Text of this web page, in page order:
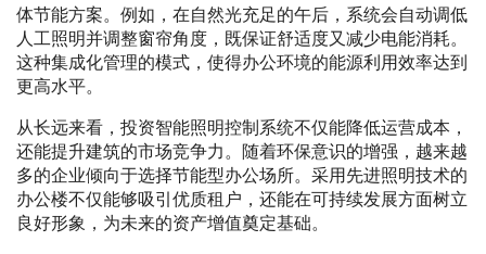
体节能方案。例如，在自然光充足的午后，系统会自动调低
人工照明并调整窗帘角度，既保证舒适度又减少电能消耗。
这种集成化管理的模式，使得办公环境的能源利用效率达到
更高水平。
从长远来看，投资智能照明控制系统不仅能降低运营成本，
还能提升建筑的市场竞争力。随着环保意识的增强，越来越
多的企业倾向于选择节能型办公场所。采用先进照明技术的
办公楼不仅能够吸引优质租户，还能在可持续发展方面树立
良好形象，为未来的资产增值奠定基础。